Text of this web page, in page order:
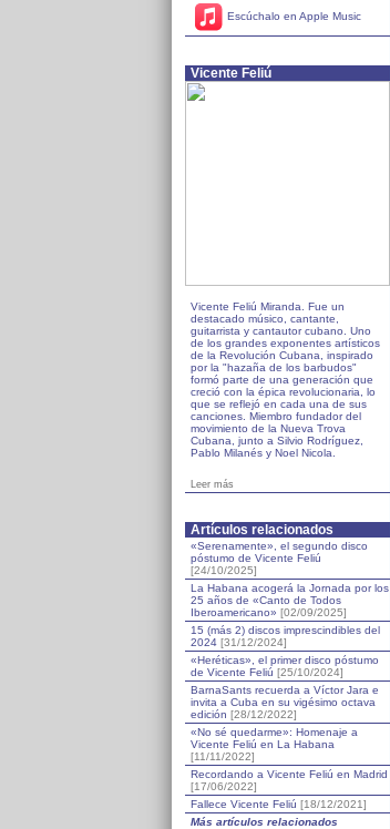
Escúchalo en Apple Music
Vicente Feliú
Vicente Feliú Miranda. Fue un
destacado músico, cantante,
guitarrista y cantautor cubano. Uno
de los grandes exponentes artísticos
de la Revolución Cubana, inspirado
por la "hazaña de los barbudos"
formó parte de una generación que
creció con la épica revolucionaria, lo
que se reflejó en cada una de sus
canciones. Miembro fundador del
movimiento de la Nueva Trova
Cubana, junto a Silvio Rodríguez,
Pablo Milanés y Noel Nicola.
Leer más
Artículos relacionados
«Serenamente», el segundo disco
póstumo de Vicente Feliú
[24/10/2025]
La Habana acogerá la Jornada por los
25 años de «Canto de Todos
Iberoamericano» [02/09/2025]
15 (más 2) discos imprescindibles del
2024 [31/12/2024]
«Heréticas», el primer disco póstumo
de Vicente Feliú [25/10/2024]
BarnaSants recuerda a Víctor Jara e
invita a Cuba en su vigésimo octava
edición [28/12/2022]
«No sé quedarme»: Homenaje a
Vicente Feliú en La Habana
[11/11/2022]
Recordando a Vicente Feliú en Madrid
[17/06/2022]
Fallece Vicente Feliú [18/12/2021]
Más artículos relacionados